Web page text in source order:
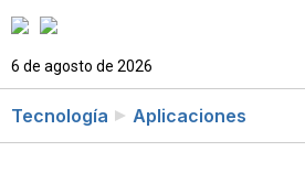
6 de agosto de 2026
Tecnología Aplicaciones